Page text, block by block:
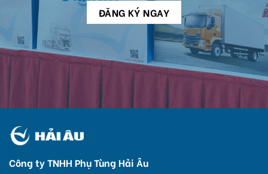
Công ty TNHH Phụ Tùng Hải Âu